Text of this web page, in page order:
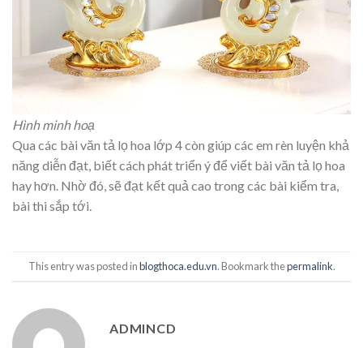
Hình minh hoạ
Qua các bài văn tả lọ hoa lớp 4 còn giúp các em rèn luyện khả
năng diễn đạt, biết cách phát triển ý để viết bài văn tả lọ hoa
hay hơn. Nhờ đó, sẽ đạt kết quả cao trong các bài kiểm tra,
bài thi sắp tới.
This entry was posted inblogthoca.edu.vn. Bookmark thepermalink.
ADMINCD